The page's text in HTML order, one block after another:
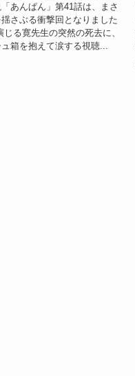
あんぱん」第41話は、まさ
さぶる衝撃回となりました
る寛先生の突然の死去に、
箱を抱えて涙する視聴...